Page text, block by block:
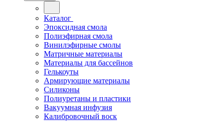
Каталог
Эпоксидная смола
Полиэфирная смола
Винилэфирные смолы
Матричные материалы
Материалы для бассейнов
Гелькоуты
Армирующие материалы
Силиконы
Полиуретаны и пластики
Вакуумная инфузия
Калибровочный воск